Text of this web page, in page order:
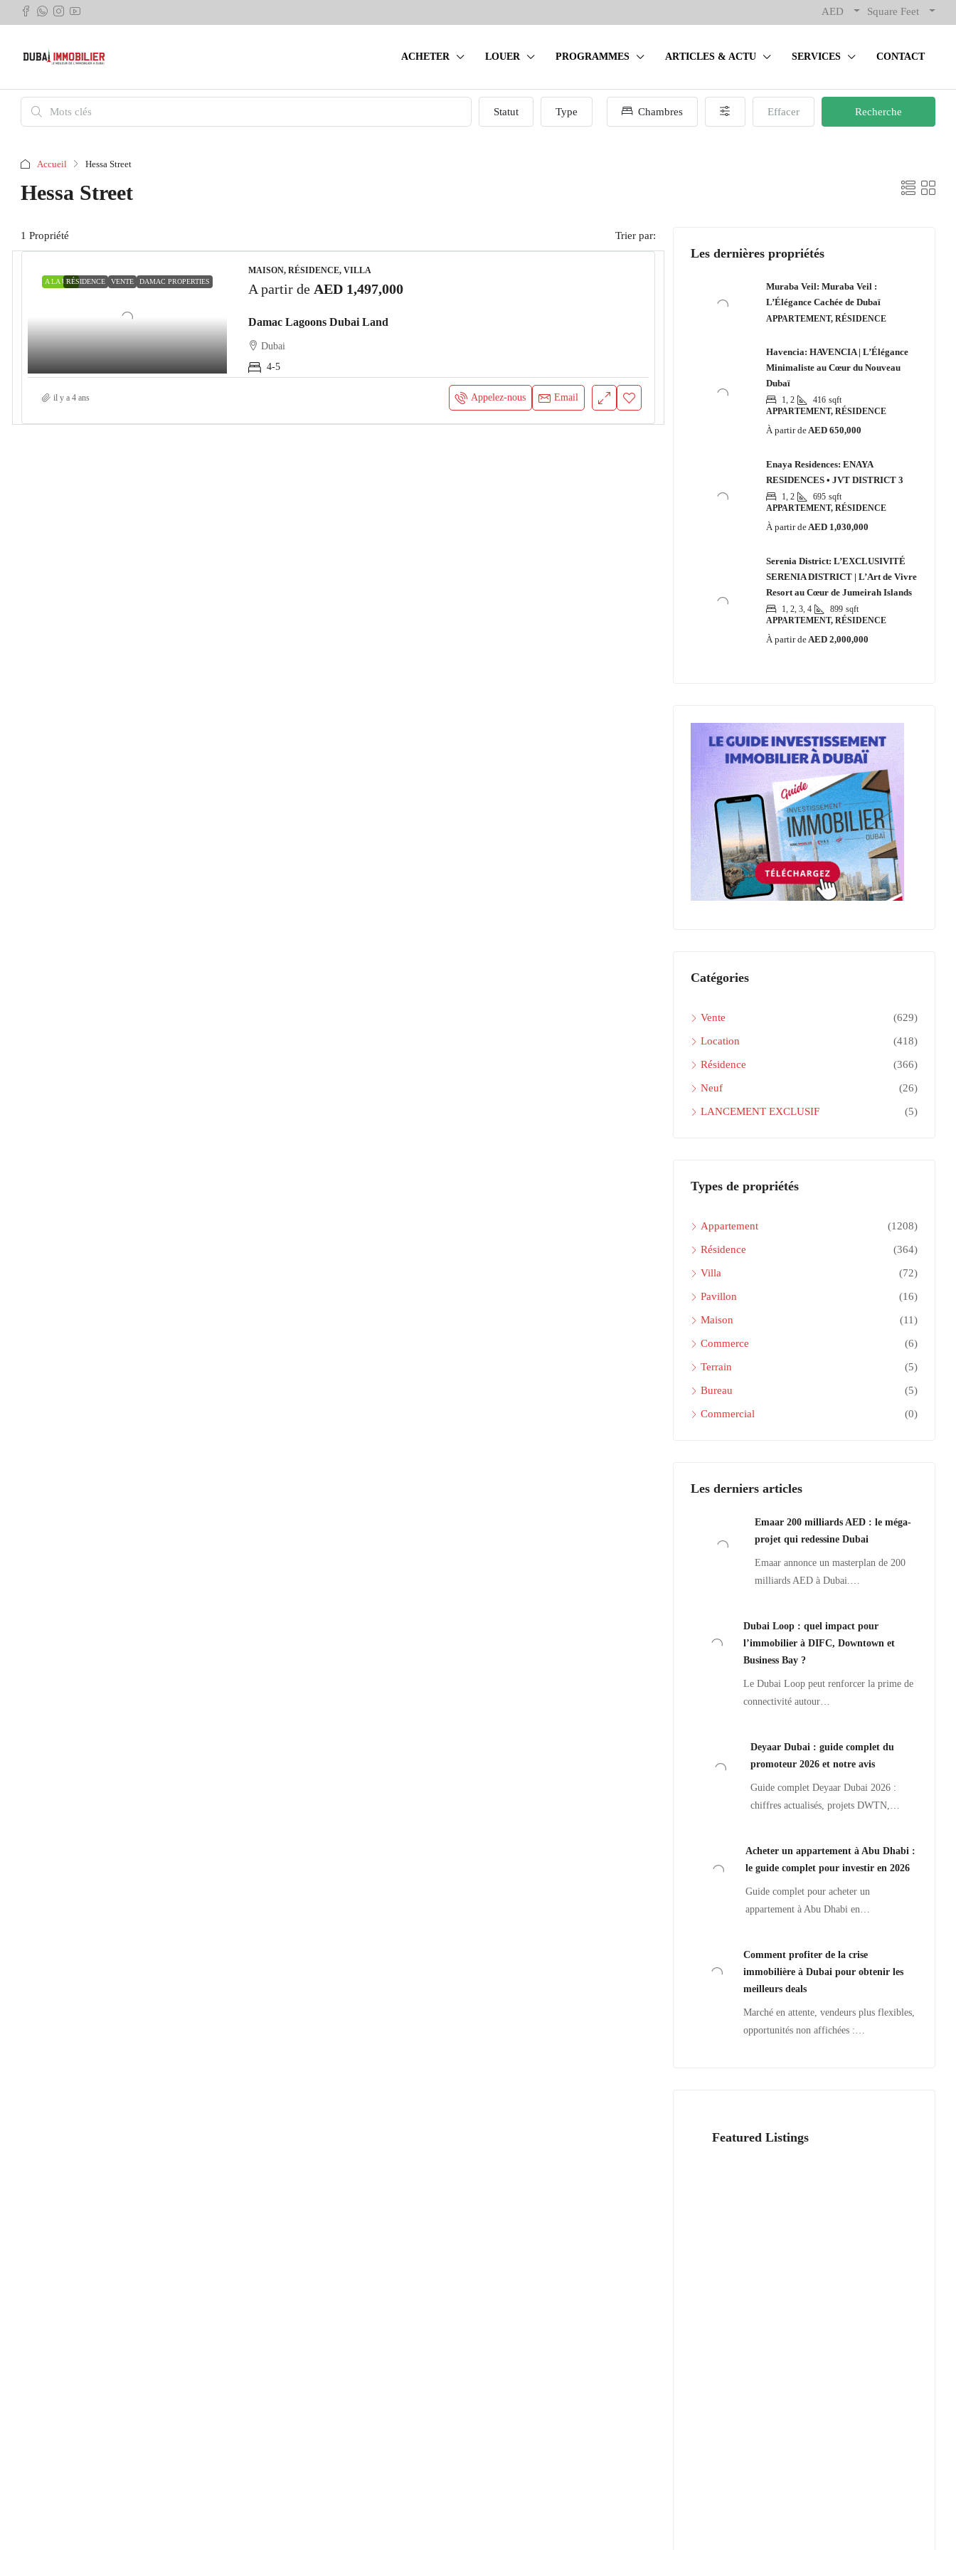
AED Square Feet
ACHETER LOUER PROGRAMMES ARTICLES & ACTU SERVICES CONTACT
Statut Type Chambres Effacer Recherche
Accueil Hessa Street
Hessa Street
1 Propriété Trier par:
A LA UNERÉSIDENCE VENTE DAMAC PROPERTIES
MAISON, RÉSIDENCE, VILLA
A partir de AED 1,497,000
Damac Lagoons Dubai Land
Dubai
4-5
il y a 4 ans Appelez-nous Email
Les dernières propriétés
Muraba Veil: Muraba Veil :
L’Élégance Cachée de Dubaï
APPARTEMENT, RÉSIDENCE
Havencia: HAVENCIA | L’Élégance
Minimaliste au Cœur du Nouveau
Dubaï
1, 2 416 sqft
APPARTEMENT, RÉSIDENCE
À partir deAED 650,000
Enaya Residences: ENAYA
RESIDENCES • JVT DISTRICT 3
1, 2 695 sqft
APPARTEMENT, RÉSIDENCE
À partir deAED 1,030,000
Serenia District: L’EXCLUSIVITÉ
SERENIA DISTRICT | L’Art de Vivre
Resort au Cœur de Jumeirah Islands
1, 2, 3, 4 899 sqft
APPARTEMENT, RÉSIDENCE
À partir deAED 2,000,000
Catégories
Vente (629)
Location (418)
Résidence (366)
Neuf (26)
LANCEMENT EXCLUSIF (5)
Types de propriétés
Appartement (1208)
Résidence (364)
Villa (72)
Pavillon (16)
Maison (11)
Commerce (6)
Terrain (5)
Bureau (5)
Commercial (0)
Les derniers articles
Emaar 200 milliards AED : le méga-
projet qui redessine Dubai
Emaar annonce un masterplan de 200
milliards AED à Dubai.…
Dubai Loop : quel impact pour
l’immobilier à DIFC, Downtown et
Business Bay ?
Le Dubai Loop peut renforcer la prime de
connectivité autour…
Deyaar Dubai : guide complet du
promoteur 2026 et notre avis
Guide complet Deyaar Dubai 2026 :
chiffres actualisés, projets DWTN,…
Acheter un appartement à Abu Dhabi :
le guide complet pour investir en 2026
Guide complet pour acheter un
appartement à Abu Dhabi en…
Comment profiter de la crise
immobilière à Dubai pour obtenir les
meilleurs deals
Marché en attente, vendeurs plus flexibles,
opportunités non affichées :…
Featured Listings